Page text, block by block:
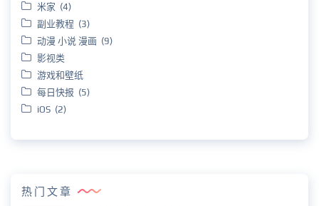
米家 (4)
副业教程 (3)
动漫 小说 漫画 (9)
影视类
游戏和壁纸
每日快报 (5)
iOS (2)
热门文章